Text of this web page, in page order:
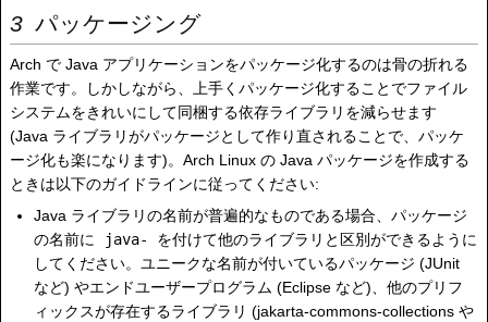
パッケージング
Arch で Java アプリケーションをパッケージ化するのは骨の折れる
作業です。しかしながら、上手くパッケージ化することでファイル
システムをきれいにして同梱する依存ライブラリを減らせます
(Java ライブラリがパッケージとして作り直されることで、パッケ
ージ化も楽になります)。Arch Linux の Java パッケージを作成する
ときは以下のガイドラインに従ってください:
Java ライブラリの名前が普遍的なものである場合、パッケージ
の名前に
java-
を付けて他のライブラリと区別ができるように
してください。ユニークな名前が付いているパッケージ (JUnit
など) やエンドユーザープログラム (Eclipse など)、他のプリフ
ィックスが存在するライブラリ (jakarta-commons-collections や